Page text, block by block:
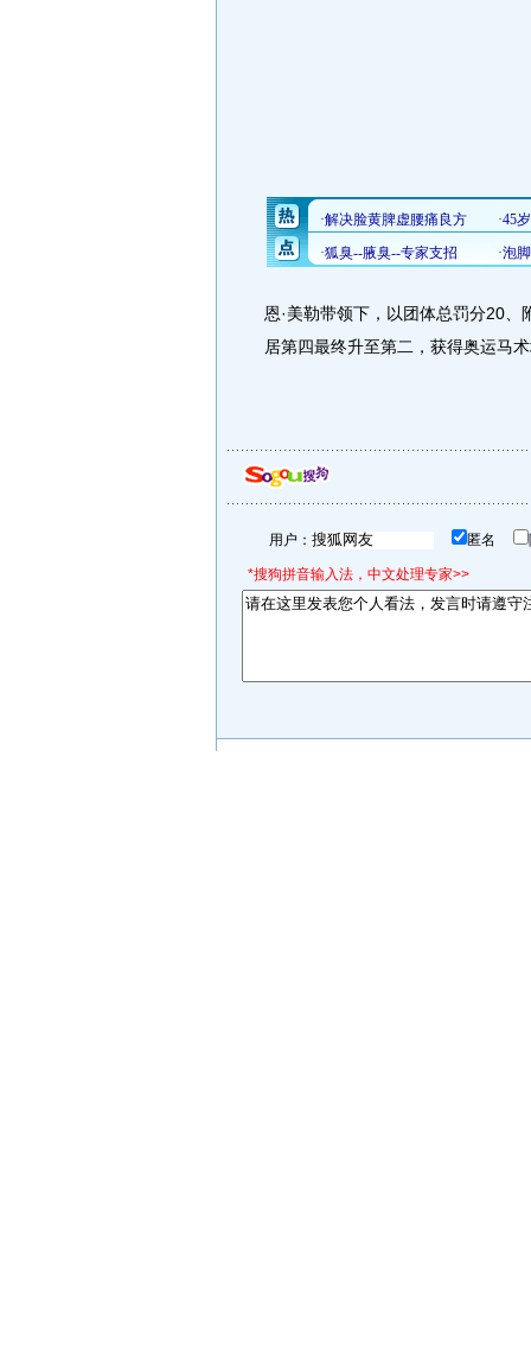
恩·美勒带领下，以团体总罚分20
居第四最终升至第二，获得奥运马
用户： 匿名
*搜狗拼音输入法，中文处理专家>>